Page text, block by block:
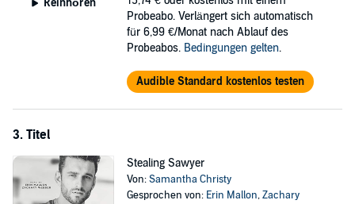
Reinhören
Probeabo. Verlängert sich automatisch
für 6,99 €/Monat nach Ablauf des
Probeabos. Bedingungen gelten.
Audible Standard kostenlos testen
3. Titel
Stealing Sawyer
Von:Samantha Christy
Gesprochen von: Erin Mallon,Zachary